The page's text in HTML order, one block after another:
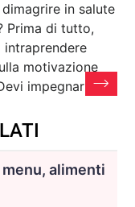
in salute
Prima di tutto,
motivazione
impegnarti
alimenti